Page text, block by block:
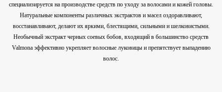
специализируется на производстве средств по уходу за волосами и кожей головы.
Натуральные компоненты различных экстрактов и масел оздоравливают,
восстанавливают, делают их яркими, блестящими, сильными и шелковистыми.
Необычный экстракт черных соевых бобов, входящий в большинство средств
Valmona эффективно укрепляет волосные луковицы и препятствует выпадению
волос.